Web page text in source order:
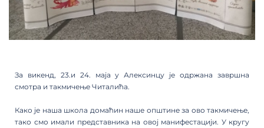
За викенд, 23.и 24. маја у Алексинцу је одржана завршна
смотра и такмичење Читалића.
Како је наша школа домаћин наше општине за ово такмичење,
тако смо имали представника на овој манифестацији. У кругу